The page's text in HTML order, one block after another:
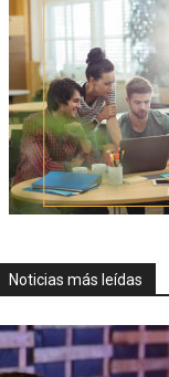
Noticias más leídas